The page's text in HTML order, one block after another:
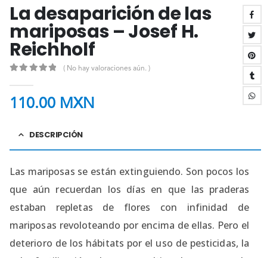
La desaparición de las
mariposas – Josef H.
Reichholf
( No hay valoraciones aún. )
110.00 MXN
DESCRIPCIÓN
Las mariposas se están extinguiendo. Son pocos los
que aún recuerdan los días en que las praderas
estaban repletas de flores con infinidad de
mariposas revoloteando por encima de ellas. Pero el
deterioro de los hábitats por el uso de pesticidas, la